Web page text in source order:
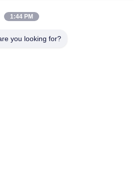
do pulso de SBFEC DMF-Z-25 DMF-
1:44 PM
you looking for?